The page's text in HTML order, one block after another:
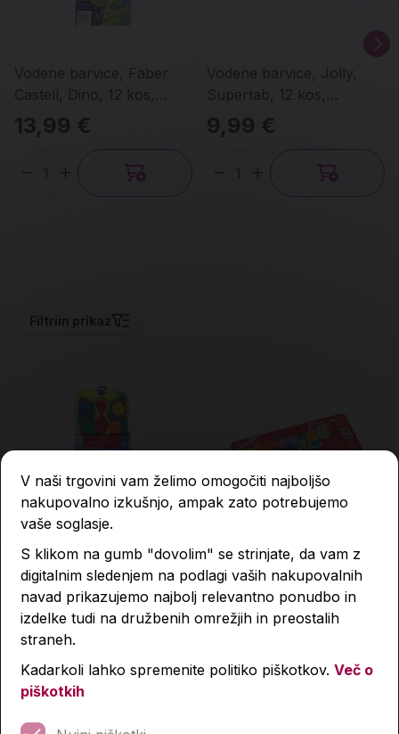
Vodene barvice, Faber
Castell, Dino, 12 kos,
plastična embalaža
13,99 €
Vodene barvice, Jolly,
Supertab, 12 kos,
kovinska embalaža
9,99 €
Količina
Filtriin prikaz
Vodene barvice, Faber
Castell, Dino, 12 kos,
plastična embalaža
13,99 €
Količina
Vodene barvice, Aero, 12
kos, v kovinski škatli
5,79 €
Količina
V naši trgovini vam želimo omogočiti najboljšo
nakupovalno izkušnjo, ampak zato potrebujemo
vaše soglasje.
S klikom na gumb "dovolim" se strinjate, da vam z
digitalnim sledenjem na podlagi vaših nakupovalnih
navad prikazujemo najbolj relevantno ponudbo in
izdelke tudi na družbenih omrežjih in preostalih
straneh.
Kadarkoli lahko spremenite politiko piškotkov. Več o
piškotkih